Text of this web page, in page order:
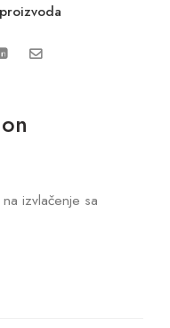
izvlačenje sa